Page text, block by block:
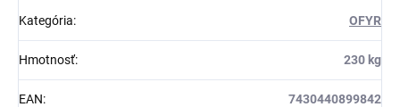
Kategória: OFYR
Hmotnosť: 230 kg
EAN: 7430440899842